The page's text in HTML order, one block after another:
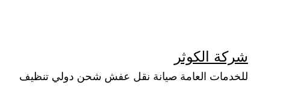
شركة الكوثر
للخدمات العامة صيانة نقل عفش شحن دولي تنظيف